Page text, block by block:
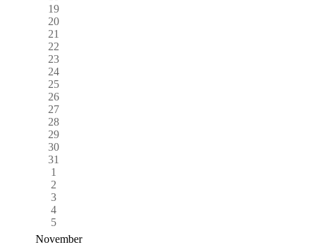
19
20
21
22
23
24
25
26
27
28
29
30
31
1
2
3
4
5
November